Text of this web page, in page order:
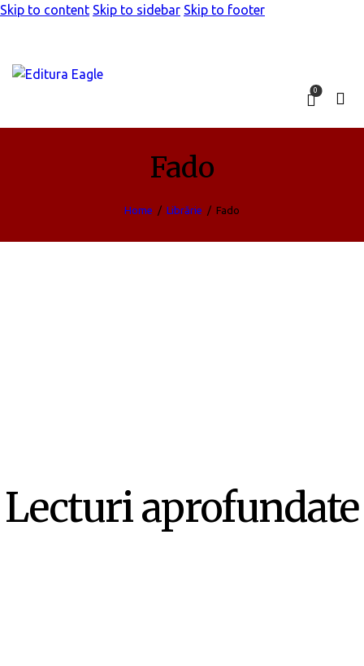
Skip to content Skip to sidebar Skip to footer
0
Fado
Home Librărie Fado
Lecturi aprofundate